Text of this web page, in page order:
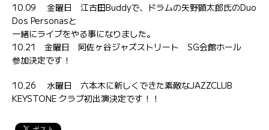
10.09 金曜日 江古田Buddyで、ドラムの矢野顕太郎氏のDuo
Dos Personasと
一緒にライブをやる事になりました。
10.21 金曜日 阿佐ヶ谷ジャズストリート SG会館ホール
参加決定です！
10.26 水曜日 六本木に新しくできた素敵なJAZZCLUB
KEYSTONE クラブ初出演決定です！！